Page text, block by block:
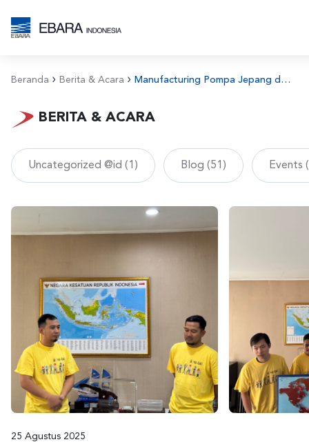
Beranda Berita & Acara Manufacturing Pompa Jepang di Indonesia: PT Ebara Indonesia di Monocon 2025
BERITA & ACARA
Uncategorized @id (1) Blog (51) Events
25 Agustus 2025